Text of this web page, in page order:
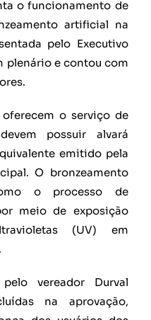
o funcionamento de
artificial na
pelo Executivo
plenário e contou com
o serviço de
possuir alvará
emitido pela
O bronzeamento
o processo de
meio de exposição
(UV) em
vereador Durval
na aprovação,